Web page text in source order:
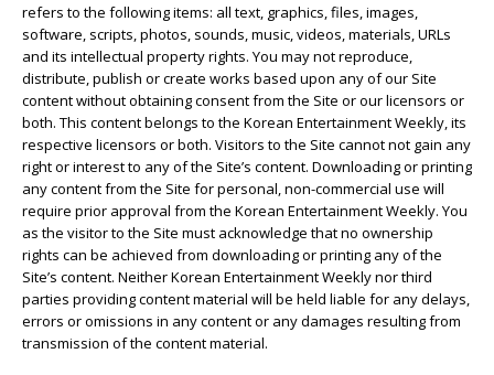
refers to the following items: all text, graphics, files, images,
software, scripts, photos, sounds, music, videos, materials, URLs
and its intellectual property rights. You may not reproduce,
distribute, publish or create works based upon any of our Site
content without obtaining consent from the Site or our licensors or
both. This content belongs to the Korean Entertainment Weekly, its
respective licensors or both. Visitors to the Site cannot not gain any
right or interest to any of the Site’s content. Downloading or printing
any content from the Site for personal, non-commercial use will
require prior approval from the Korean Entertainment Weekly. You
as the visitor to the Site must acknowledge that no ownership
rights can be achieved from downloading or printing any of the
Site’s content. Neither Korean Entertainment Weekly nor third
parties providing content material will be held liable for any delays,
errors or omissions in any content or any damages resulting from
transmission of the content material.